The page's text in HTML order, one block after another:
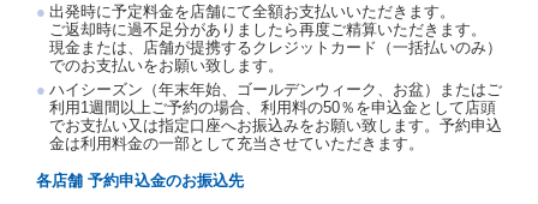
たものとします。この場合、当社は受領済の予約申込
金を返還するものとします。
第５条（代替レンタカー）
当社は、借受人から予約のあった車種クラスのレンタ
カーを貸し渡すことができないときは、予約と異なる
車種クラスのレンタカー（以下「代替レンタカー」と
いいます。）の貸渡しを申し入れることができるもの
とします。
出発時に予定料金を店舗にて全額お支払いいただきます。
ご返却時に過不足分がありましたら再度ご精算いただきます。
現金または、店舗が提携するクレジットカード（一括払いのみ）
でのお支払いをお願い致します。
ハイシーズン（年末年始、ゴールデンウィーク、お盆）またはご
利用1週間以上ご予約の場合、利用料の50％を申込金として店頭
でお支払い又は指定口座へお振込みをお願い致します。予約申込
金は利用料金の一部として充当させていただきます。
各店舗 予約申込金のお振込先